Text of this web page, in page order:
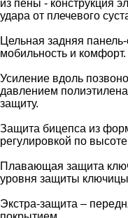
из пены - конструкция
удара от плечевого
Цельная задняя
мобильность и комфорт.
Усиление вдоль
давлением
защиту.
Защита бицепса из
регулировкой по
Плавающая защита
уровня защиты
Экстра-защита –